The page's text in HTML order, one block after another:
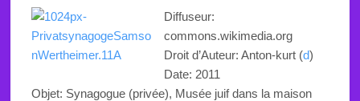
Diffuseur:
commons.wikimedia.org
Droit d’Auteur: Anton-kurt (d)
Date: 2011
Objet: Synagogue (privée), Musée juif dans la maison